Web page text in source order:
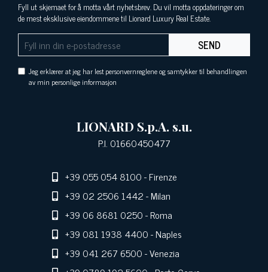
Fyll ut skjemaet for å motta vårt nyhetsbrev. Du vil motta oppdateringer om
de mest eksklusive eiendommene til Lionard Luxury Real Estate.
SEND
Jeg erklærer at jeg har lest personvernreglene og samtykker til behandlingen
av min personlige informasjon
LIONARD S.p.A. s.u.
P.I. 01660450477
+39 055 054 8100- Firenze
+39 02 2506 1442- Milan
+39 06 8681 0250- Roma
+39 081 1938 4400- Naples
+39 041 267 6500- Venezia